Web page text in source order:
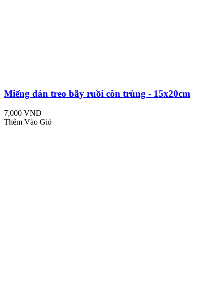
Miếng dán treo bẫy ruồi côn trùng - 15x20cm
7,000 VND
Thêm Vào Giỏ